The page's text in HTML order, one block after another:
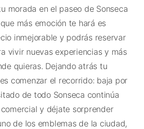
morada en el paseo de Sonseca
más emoción te hará es
inmejorable y podrás reservar
vivir nuevas experiencias y más
quieras. Dejando atrás tu
comenzar el recorrido: baja por
de todo Sonseca continúa
y déjate sorprender
de los emblemas de la ciudad,